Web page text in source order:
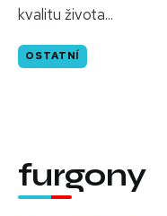
kvalitu života...
OSTATNÍ
furgony